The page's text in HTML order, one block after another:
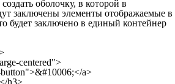
оболочку, в которой в
заключены элементы отображаемые в
будет заключено в единый контейнер
centered">
a>
h3>